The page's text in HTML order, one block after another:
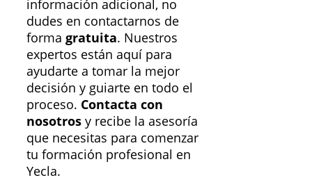
información adicional, no
dudes en contactarnos de
forma gratuita. Nuestros
expertos están aquí para
ayudarte a tomar la mejor
decisión y guiarte en todo el
proceso. Contacta con
nosotros y recibe la asesoría
que necesitas para comenzar
tu formación profesional en
Yecla.